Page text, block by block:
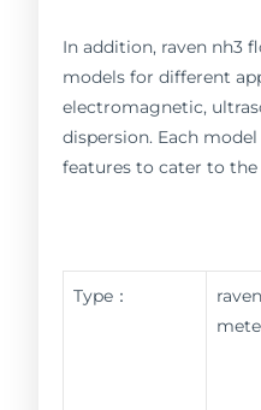
In addition, raven nh3
models for different
electromagnetic,
dispersion. Each
features to cater to the
Type：